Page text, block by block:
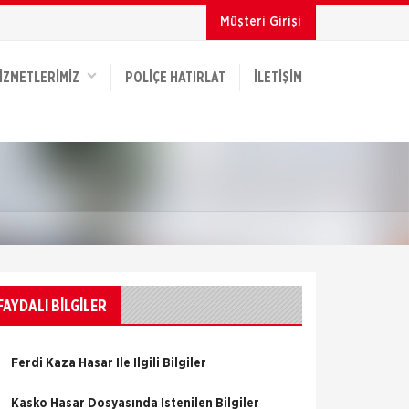
Müşteri Girişi
POLIÇE HATIRLAT İLETIŞIM
FAYDALI BİLGİLER
Ferdi Kaza Hasar İle İlgili Bilgiler
Kasko Hasar Dosyasında İstenilen Bilgiler